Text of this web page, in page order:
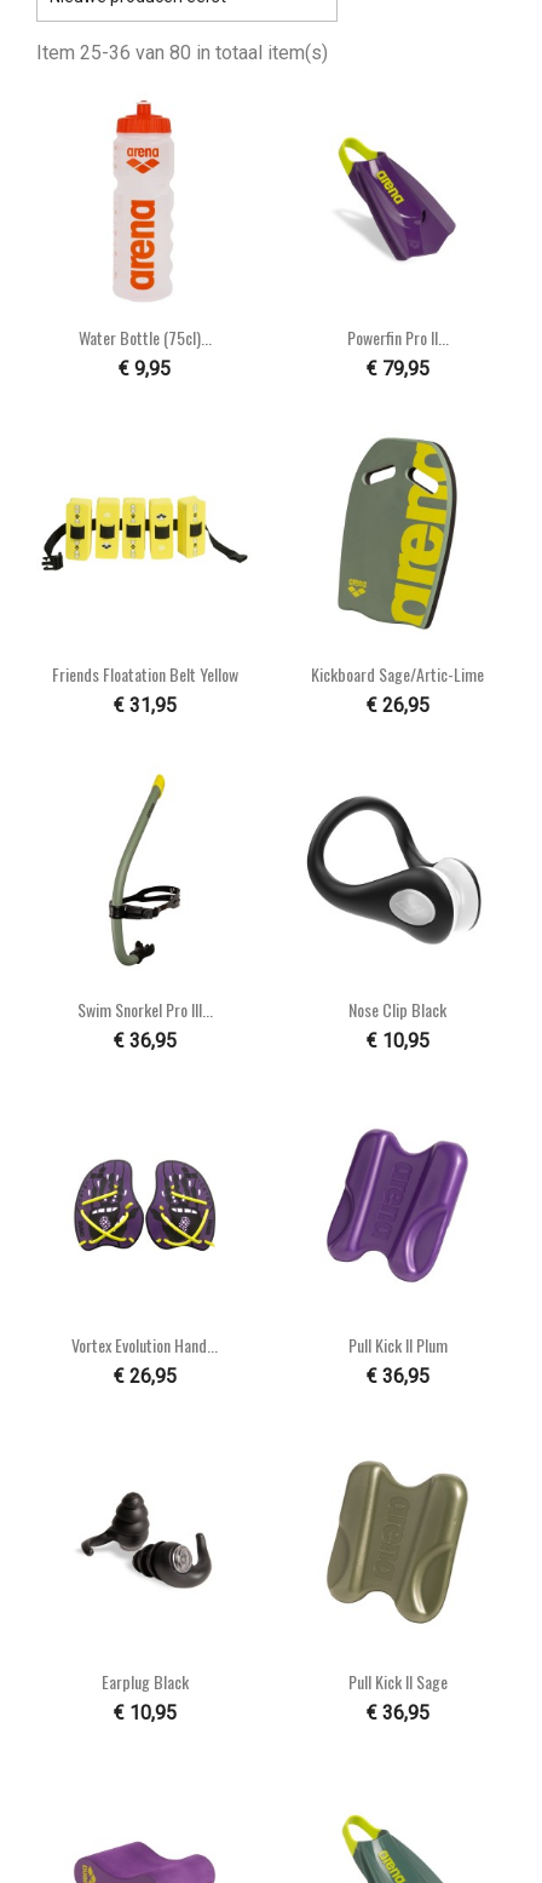
Item 25-36 van 80 in totaal item(s)
Water Bottle (75cl)...
€ 9,95
Powerfin Pro II...
€ 79,95
Friends Floatation Belt Yellow
€ 31,95
Kickboard Sage/artic-Lime
€ 26,95
Swim Snorkel Pro III...
€ 36,95
Nose Clip Black
€ 10,95
Vortex Evolution Hand...
€ 26,95
Pull Kick II Plum
€ 36,95
Earplug Black
€ 10,95
Pull Kick II Sage
€ 36,95